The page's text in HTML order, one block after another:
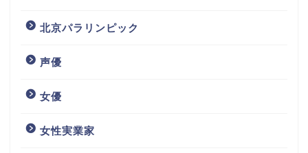
北京パラリンピック
声優
女優
女性実業家